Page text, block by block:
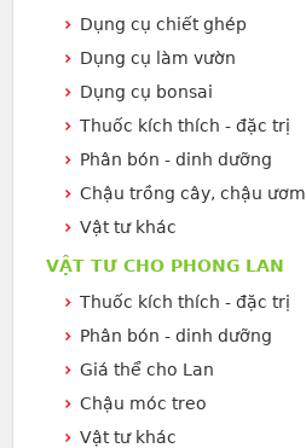
Dụng cụ chiết ghép
Dụng cụ làm vườn
Dụng cụ bonsai
Thuốc kích thích - đặc trị
Phân bón - dinh dưỡng
Chậu trồng cây, chậu ươm
Vật tư khác
VẬT TƯ CHO PHONG LAN
Thuốc kích thích - đặc trị
Phân bón - dinh dưỡng
Giá thể cho Lan
Chậu móc treo
Vật tư khác